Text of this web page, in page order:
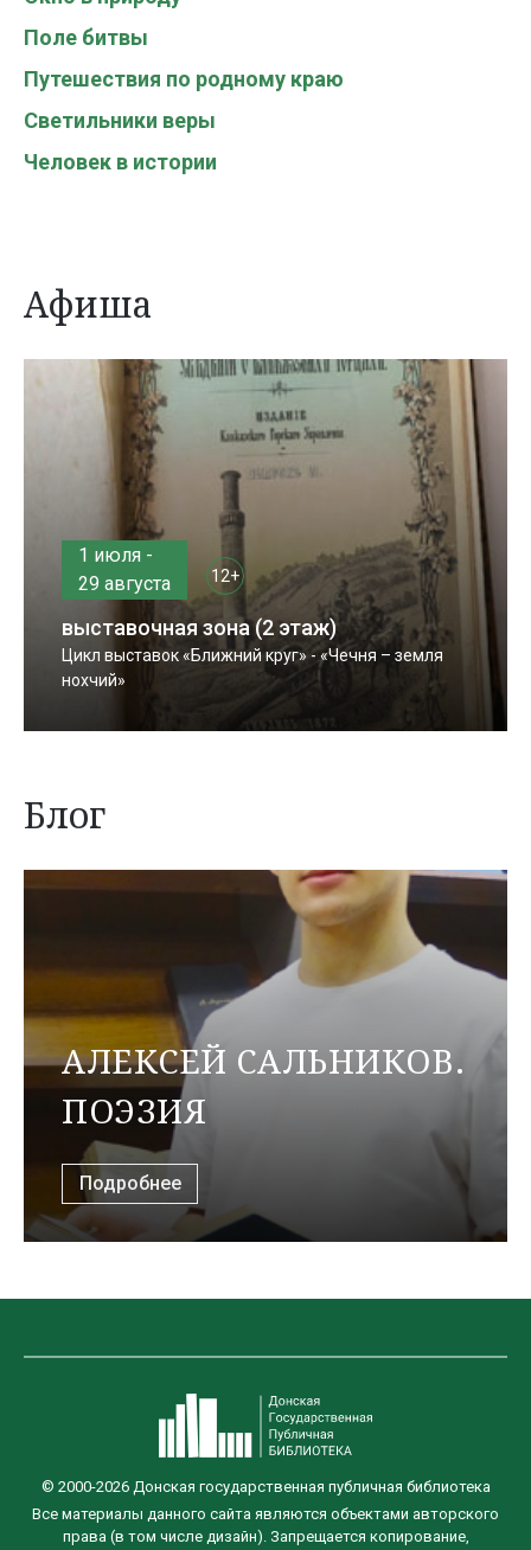
Поле битвы
Путешествия по родному краю
Светильники веры
Человек в истории
Афиша
1 июля -
29 августа
12+
выставочная зона (2 этаж)
Цикл выставок «Ближний круг» - «Чечня – земля
нохчий»
Блог
АЛЕКСЕЙ САЛЬНИКОВ.
ПОЭЗИЯ
Подробнее
© 2000-2026 Донская государственная публичная библиотека
Все материалы данного сайта являются объектами авторского
права (в том числе дизайн). Запрещается копирование,